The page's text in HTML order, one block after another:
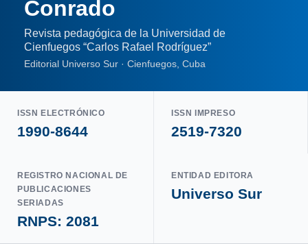
Conrado
Revista pedagógica de la Universidad de
Cienfuegos “Carlos Rafael Rodríguez”
Editorial Universo Sur · Cienfuegos, Cuba
ISSN ELECTRÓNICO
1990-8644
ISSN IMPRESO
2519-7320
REGISTRO NACIONAL DE
PUBLICACIONES
SERIADAS
RNPS: 2081
ENTIDAD EDITORA
Universo Sur